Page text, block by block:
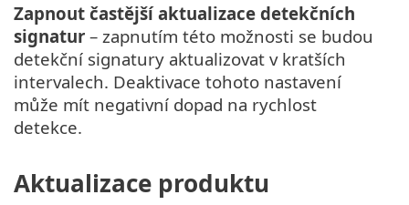
Zapnout častější aktualizace detekčních
signatur – zapnutím této možnosti se budou
detekční signatury aktualizovat v kratších
intervalech. Deaktivace tohoto nastavení
může mít negativní dopad na rychlost
detekce.
Aktualizace produktu